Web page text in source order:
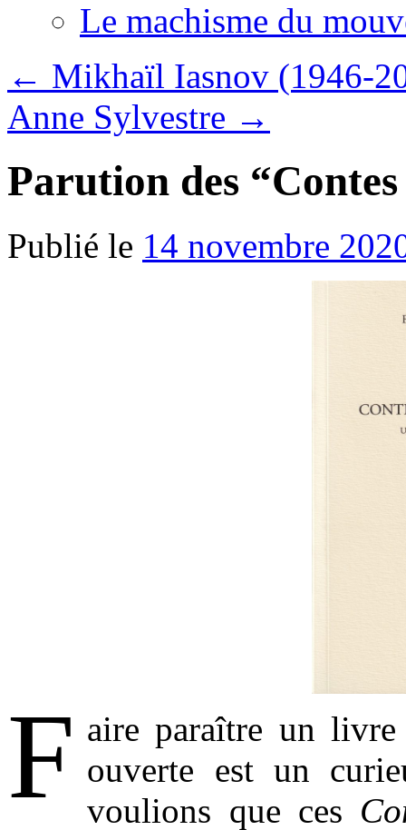
Le machisme du
← Mikhaïl Iasnov (1946-
Anne Sylvestre →
Parution des
Publié le 14 novembre
F aire paraître un
ouverte est un
voulions que ces